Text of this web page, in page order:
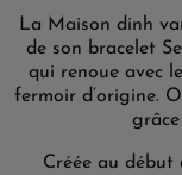
La Maison dinh
de son bracelet
qui renoue avec
fermoir d’origine.
Créée au début